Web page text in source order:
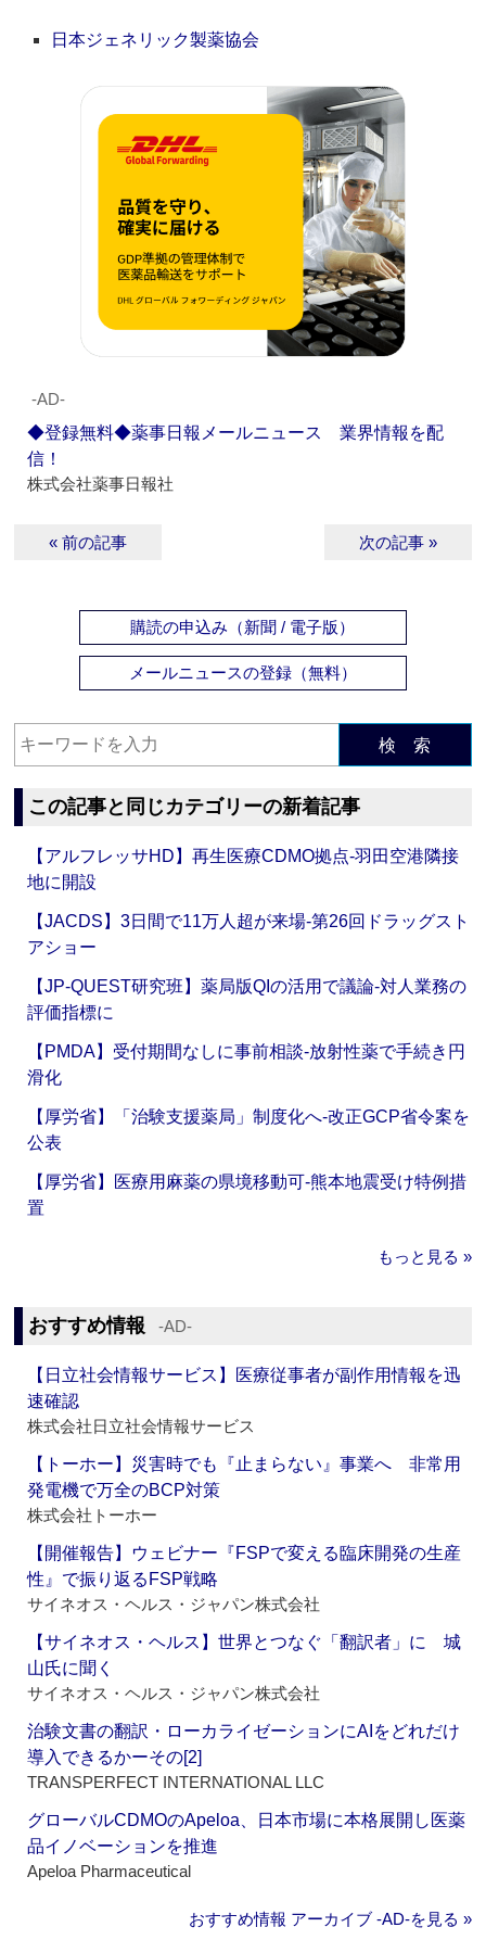
日本ジェネリック製薬協会
‐AD‐
◆登録無料◆薬事日報メールニュース 業界情報を配
信！
株式会社薬事日報社
« 前の記事 次の記事 »
購読の申込み（新聞 / 電子版）
メールニュースの登録（無料）
検 索
この記事と同じカテゴリーの新着記事
【アルフレッサHD】再生医療CDMO拠点‐羽田空港隣接
地に開設
【JACDS】3日間で11万人超が来場‐第26回ドラッグスト
アショー
【JP-QUEST研究班】薬局版QIの活用で議論‐対人業務の
評価指標に
【PMDA】受付期間なしに事前相談‐放射性薬で手続き円
滑化
【厚労省】「治験支援薬局」制度化へ‐改正GCP省令案を
公表
【厚労省】医療用麻薬の県境移動可‐熊本地震受け特例措
置
もっと見る »
おすすめ情報 ‐AD‐
【日立社会情報サービス】医療従事者が副作用情報を迅
速確認
株式会社日立社会情報サービス
【トーホー】災害時でも『止まらない』事業へ 非常用
発電機で万全のBCP対策
株式会社トーホー
【開催報告】ウェビナー『FSPで変える臨床開発の生産
性』で振り返るFSP戦略
サイネオス・ヘルス・ジャパン株式会社
【サイネオス・ヘルス】世界とつなぐ「翻訳者」に 城
山氏に聞く
サイネオス・ヘルス・ジャパン株式会社
治験文書の翻訳・ローカライゼーションにAIをどれだけ
導入できるかーその[2]
TRANSPERFECT INTERNATIONAL LLC
グローバルCDMOのApeloa、日本市場に本格展開し医薬
品イノベーションを推進
Apeloa Pharmaceutical
おすすめ情報 アーカイブ ‐AD‐を見る »